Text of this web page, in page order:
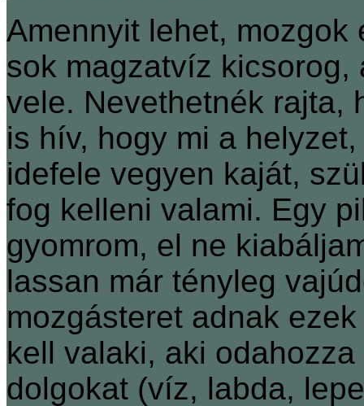
Amennyit lehet,
sok magzatvíz kicsorog,
vele. Nevethetnék rajta,
is hív, hogy mi a
idefele vegyen kaját,
fog kelleni valami. Egy
gyomrom, el ne
lassan már tényleg
mozgásteret adnak
kell valaki, aki
dolgokat (víz, labda,